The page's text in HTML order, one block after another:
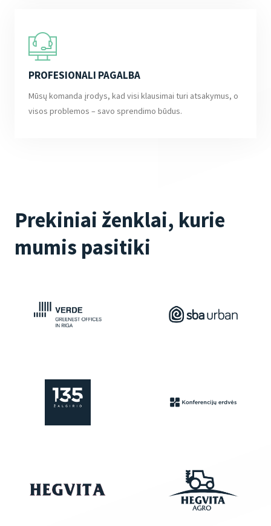
PROFESIONALI PAGALBA
Mūsų komanda įrodys, kad visi klausimai turi atsakymus, o
visos problemos – savo sprendimo būdus.
Prekiniai ženklai, kurie
mumis pasitiki